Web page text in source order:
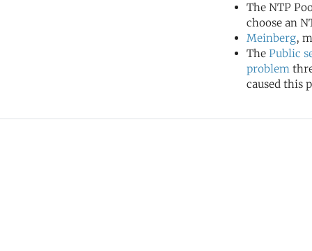
The NTP
choose an
Meinberg,
The Public
problem
caused this